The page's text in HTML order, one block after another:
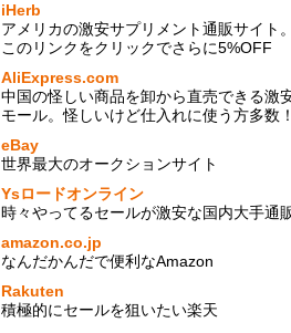
iHerb
アメリカの激安サプリメント通販サイト。
このリンクをクリックでさらに5%OFF
AliExpress.com
中国の怪しい商品を卸から直売できる激
モール。怪しいけど仕入れに使う方多数！
eBay
世界最大のオークションサイト
Ysロードオンライン
時々やってるセールが激安な国内大手通
amazon.co.jp
なんだかんだで便利なAmazon
Rakuten
積極的にセールを狙いたい楽天